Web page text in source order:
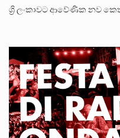
ශ්‍රි ලංකාවට ආවේණික නව